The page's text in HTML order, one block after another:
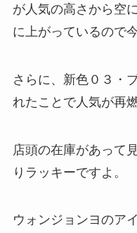
が人気の高さから空
に上がっているので
さらに、新色０３・
れたことで人気が再
店頭の在庫があって
りラッキーですよ。
ウォンジョンヨのア